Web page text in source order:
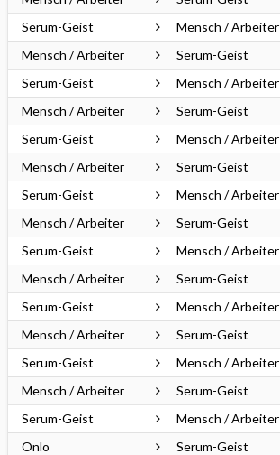
Serum-Geist
Mensch / Arbeiter
Mensch / Arbeiter
Serum-Geist
Serum-Geist
Mensch / Arbeiter
Mensch / Arbeiter
Serum-Geist
Serum-Geist
Mensch / Arbeiter
Mensch / Arbeiter
Serum-Geist
Serum-Geist
Mensch / Arbeiter
Mensch / Arbeiter
Serum-Geist
Serum-Geist
Mensch / Arbeiter
Mensch / Arbeiter
Serum-Geist
Serum-Geist
Mensch / Arbeiter
Mensch / Arbeiter
Serum-Geist
Serum-Geist
Mensch / Arbeiter
Mensch / Arbeiter
Serum-Geist
Serum-Geist
Mensch / Arbeiter
Onlo
Serum-Geist